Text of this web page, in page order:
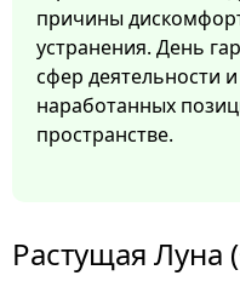
причины
устранения. День
сфер деятельности
наработанных
пространстве.
Растущая Луна (